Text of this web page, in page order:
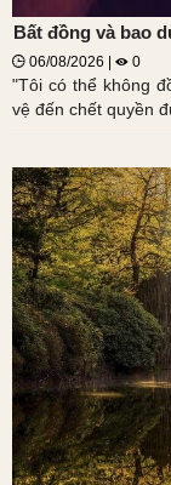
Bất đồng và bao
06/08/2026 | 0
"Tôi có thể không
vệ đến chết quyền